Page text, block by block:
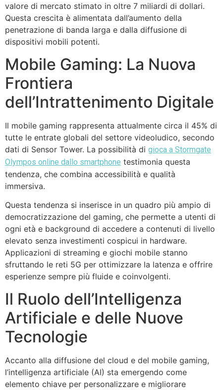
valore di mercato stimato in oltre 7 miliardi di dollari.
Questa crescita è alimentata dall’aumento della
penetrazione di banda larga e dalla diffusione di
dispositivi mobili potenti.
Mobile Gaming: La Nuova
Frontiera
dell’Intrattenimento Digitale
Il mobile gaming rappresenta attualmente circa il 45% di
tutte le entrate globali del settore videoludico, secondo
dati di Sensor Tower. La possibilità di gioca a Stormgate
Olympos online dallo smartphone testimonia questa
tendenza, che combina accessibilità e qualità
immersiva.
Questa tendenza si inserisce in un quadro più ampio di
democratizzazione del gaming, che permette a utenti di
ogni età e background di accedere a contenuti di livello
elevato senza investimenti cospicui in hardware.
Applicazioni di streaming e giochi mobile stanno
sfruttando le reti 5G per ottimizzare la latenza e offrire
esperienze sempre più fluide e coinvolgenti.
Il Ruolo dell’Intelligenza
Artificiale e delle Nuove
Tecnologie
Accanto alla diffusione del cloud e del mobile gaming,
l’intelligenza artificiale (AI) sta emergendo come
elemento chiave per personalizzare e migliorare